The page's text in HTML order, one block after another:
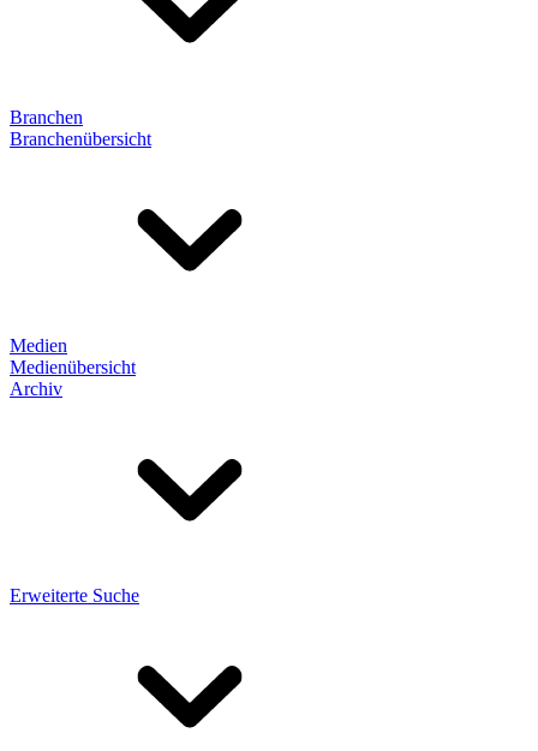
Branchen
Branchenübersicht
Medien
Medienübersicht
Archiv
Erweiterte Suche